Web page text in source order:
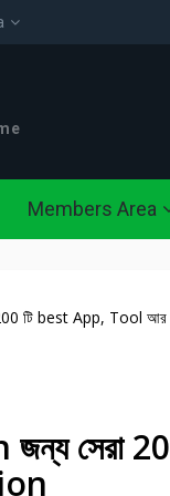
Members Area
টি best App, Tool
সেরা